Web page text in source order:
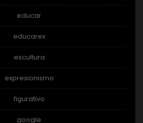
educar
educarex
escultura
expresionismo
figurativo
google